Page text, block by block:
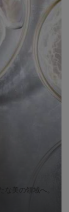
な美の領域へ。